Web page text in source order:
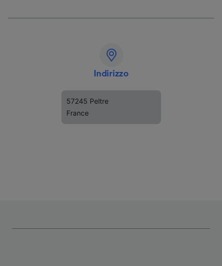
Indirizzo
57245 Peltre
France